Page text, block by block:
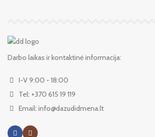
Darbo laikas ir kontaktinė informacija:
I-V 9:00 - 18:00
Tel: +370 615 19 119
Email: info@dazudidmena.lt